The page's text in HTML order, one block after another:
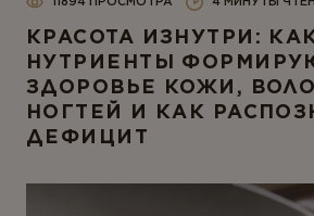
КРАСОТА ИЗНУТРИ:
НУТРИЕНТЫ
ЗДОРОВЬЕ КОЖИ,
НОГТЕЙ И КАК
ДЕФИЦИТ